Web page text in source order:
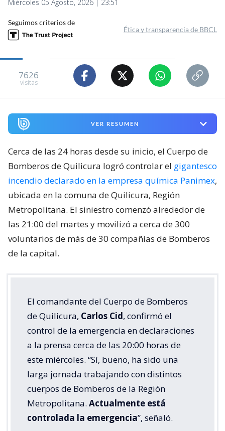
Miércoles 05 Agosto, 2026 | 23:51
Seguimos criterios de
Ética y transparencia de BBCL
7626
visitas
VER RESUMEN
Cerca de las 24 horas desde su inicio, el Cuerpo de
Bomberos de Quilicura logró controlar el gigantesco
incendio declarado en la empresa química Panimex,
ubicada en la comuna de Quilicura, Región
Metropolitana. El siniestro comenzó alrededor de
las 21:00 del martes y movilizó a cerca de 300
voluntarios de más de 30 compañías de Bomberos
de la capital.
El comandante del Cuerpo de Bomberos
de Quilicura, Carlos Cid, confirmó el
control de la emergencia en declaraciones
a la prensa cerca de las 20:00 horas de
este miércoles. “Sí, bueno, ha sido una
larga jornada trabajando con distintos
cuerpos de Bomberos de la Región
Metropolitana. Actualmente está
controlada la emergencia”, señaló.